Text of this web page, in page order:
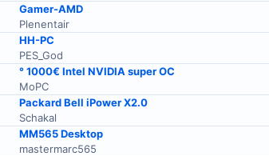
Gamer-AMD
Plenentair
HH-PC
PES_God
° 1000€ Intel NVIDIA super OC
MoPC
Packard Bell iPower X2.0
Schakal
MM565 Desktop
mastermarc565